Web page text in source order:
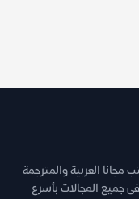
العربية والمترجمة
والروايات والقصص وغيرها من كتب مجانية pdf فى جميع المجالات بأسرع